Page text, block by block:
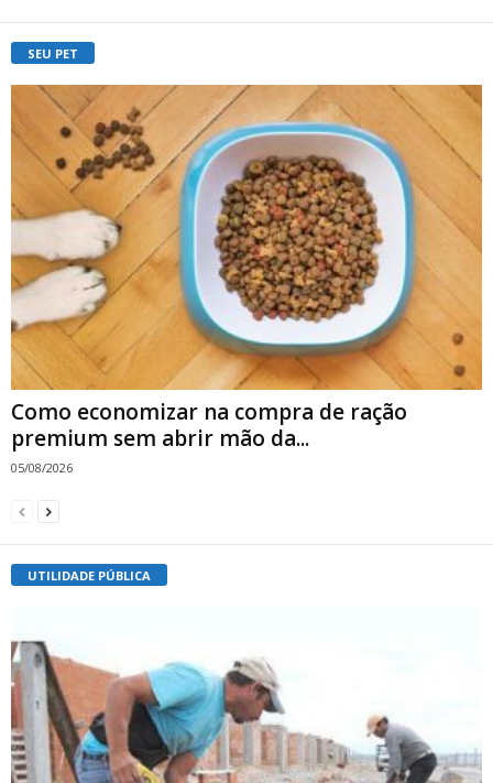
SEU PET
Como economizar na compra de ração
premium sem abrir mão da...
05/08/2026
UTILIDADE PÚBLICA